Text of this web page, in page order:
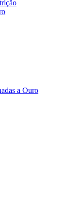
a Ouro